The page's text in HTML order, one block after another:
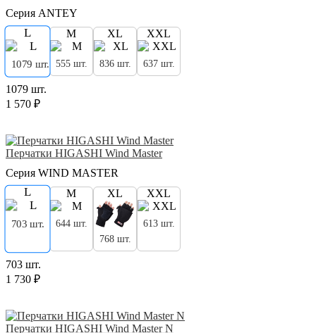
Серия ANTEY
L
1079 шт.
M
555 шт.
XL
836 шт.
XXL
637 шт.
1079 шт.
1 570 ₽
Перчатки HIGASHI Wind Master
Серия WIND MASTER
L
703 шт.
M
644 шт.
XL
768 шт.
XXL
613 шт.
703 шт.
1 730 ₽
Перчатки HIGASHI Wind Master N